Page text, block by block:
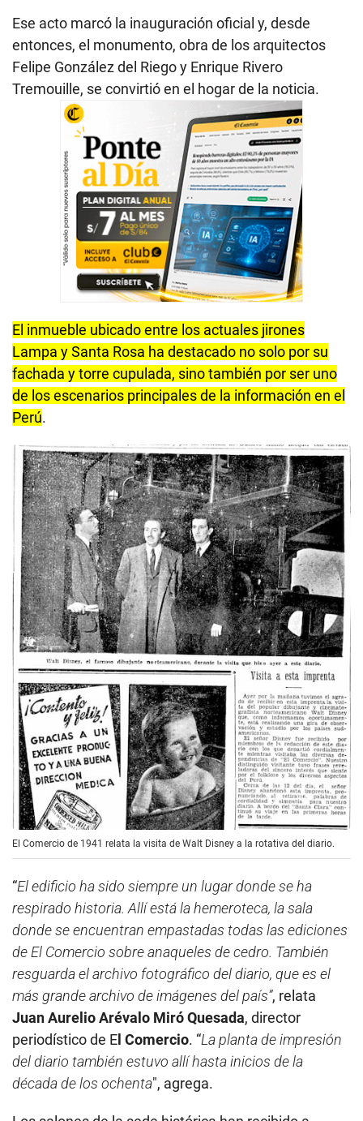
Ese acto marcó la inauguración oficial y, desde
entonces, el monumento, obra de los arquitectos
Felipe González del Riego y Enrique Rivero
Tremouille, se convirtió en el hogar de la noticia.
El inmueble ubicado entre los actuales jirones
Lampa y Santa Rosa ha destacado no solo por su
fachada y torre cupulada, sino también por ser uno
de los escenarios principales de la información en el
Perú.
El Comercio de 1941 relata la visita de Walt Disney a la rotativa del diario.
“El edificio ha sido siempre un lugar donde se ha
respirado historia. Allí está la hemeroteca, la sala
donde se encuentran empastadas todas las ediciones
de El Comercio sobre anaqueles de cedro. También
resguarda el archivo fotográfico del diario, que es el
más grande archivo de imágenes del país”, relata
Juan Aurelio Arévalo Miró Quesada, director
periodístico de El Comercio. “La planta de impresión
del diario también estuvo allí hasta inicios de la
década de los ochenta″, agrega.